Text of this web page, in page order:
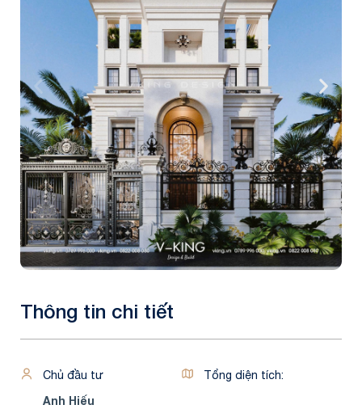
Thông tin chi tiết
Chủ đầu tư
Anh Hiếu
Tổng diện tích: